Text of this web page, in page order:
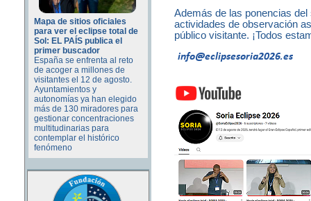
Mapa de sitios oficiales
para ver el eclipse total de
Sol: EL PAÍS publica el
primer buscador
España se enfrenta al reto
de acoger a millones de
visitantes el 12 de agosto.
Ayuntamientos y
autonomías ya han elegido
más de 130 miradores para
gestionar concentraciones
multitudinarias para
contemplar el histórico
fenómeno
Además de las ponencias
actividades de observación
público visitante. ¡Todos